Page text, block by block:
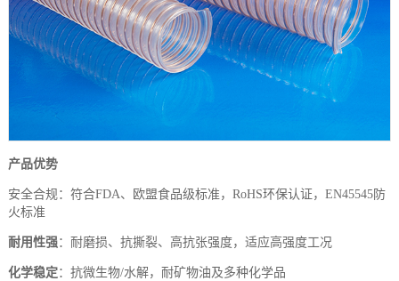
产品优势
安全合规：符合FDA、欧盟食品级标准，RoHS环保认证，EN45545防
火标准
耐用性强：耐磨损、抗撕裂、高抗张强度，适应高强度工况
化学稳定：抗微生物/水解，耐矿物油及多种化学品